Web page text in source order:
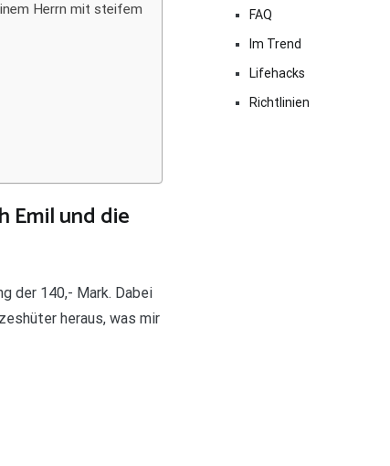
Herrn mit steifem
Emil und die
der 140,- Mark. Dabei
heraus, was mir
FAQ
Im Trend
Lifehacks
Richtlinien